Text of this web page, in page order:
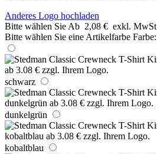
Anderes Logo hochladen
Bitte wählen Sie Ab 2,08 € exkl. MwSt
Bitte wählen Sie eine Artikelfarbe Farbe:
schwarz
dunkelgrün
kobaltblau